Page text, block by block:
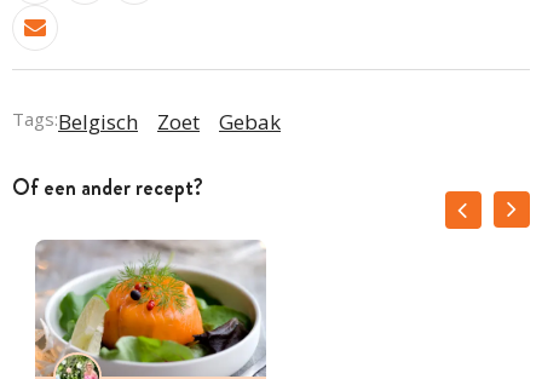
Tags:Belgisch Zoet Gebak
Of een ander recept?